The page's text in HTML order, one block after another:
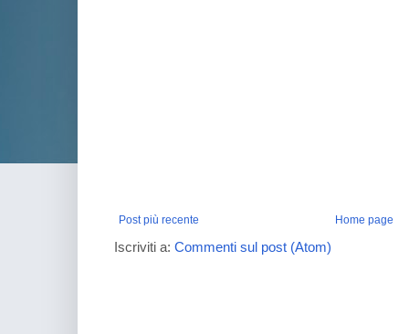
Post più recente Home page
Iscriviti a: Commenti sul post (Atom)